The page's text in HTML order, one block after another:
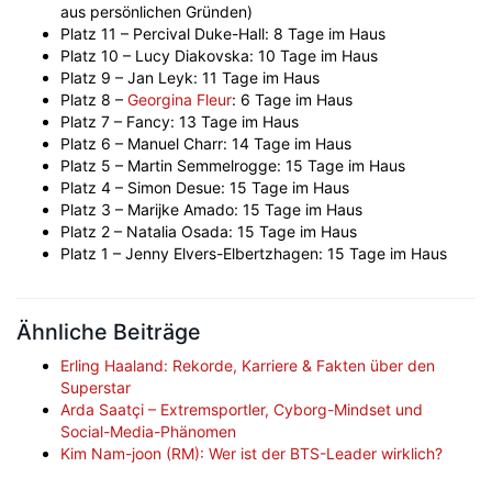
aus persönlichen Gründen)
Platz 11 – Percival Duke-Hall: 8 Tage im Haus
Platz 10 – Lucy Diakovska: 10 Tage im Haus
Platz 9 – Jan Leyk: 11 Tage im Haus
Platz 8 – Georgina Fleur: 6 Tage im Haus
Platz 7 – Fancy: 13 Tage im Haus
Platz 6 – Manuel Charr: 14 Tage im Haus
Platz 5 – Martin Semmelrogge: 15 Tage im Haus
Platz 4 – Simon Desue: 15 Tage im Haus
Platz 3 – Marijke Amado: 15 Tage im Haus
Platz 2 – Natalia Osada: 15 Tage im Haus
Platz 1 – Jenny Elvers-Elbertzhagen: 15 Tage im Haus
Ähnliche Beiträge
Erling Haaland: Rekorde, Karriere & Fakten über den
Superstar
Arda Saatçi – Extremsportler, Cyborg-Mindset und
Social-Media-Phänomen
Kim Nam-joon (RM): Wer ist der BTS-Leader wirklich?